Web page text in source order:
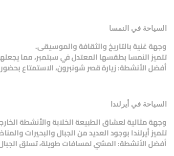
السياحة في النمسا
وجهة غنية بالتاريخ والثقافة والموسيقى.
تتميز النمسا بطقسها المعتدل في سبتمبر، مما
أفضل الأنشطة: زيارة قصر شونبرون، الاستمتاع
السياحة في أيرلندا
وجهة مثالية لعشاق الطبيعة الخلابة والأنشطة
تتميز أيرلندا بوجود العديد من الجبال والبحيرات
أفضل الأنشطة: المشي لمسافات طويلة، تسلق الجبال،